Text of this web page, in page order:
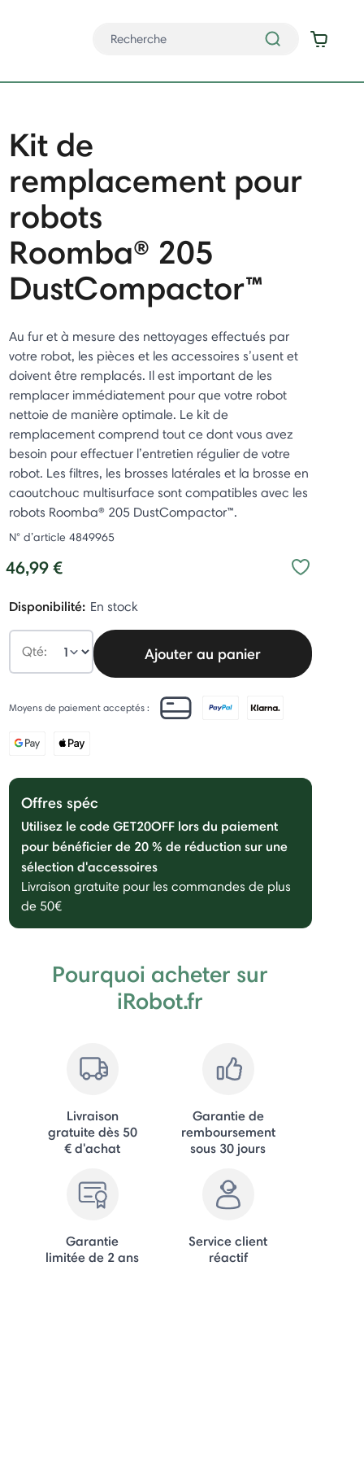
Kit de
remplacement pour
robots
Roomba® 205
DustCompactor™
Au fur et à mesure des nettoyages effectués par
votre robot, les pièces et les accessoires s’usent et
doivent être remplacés. Il est important de les
remplacer immédiatement pour que votre robot
nettoie de manière optimale. Le kit de
remplacement comprend tout ce dont vous avez
besoin pour effectuer l’entretien régulier de votre
robot. Les filtres, les brosses latérales et la brosse en
caoutchouc multisurface sont compatibles avec les
robots Roomba® 205 DustCompactor™.
N° d’article 4849965
46,99 €
Disponibilité: En stock
Qté: Ajouter au panier
Moyens de paiement acceptés :
Offres spéc
Utilisez le code GET20OFF lors du paiement
pour bénéficier de 20 % de réduction sur une
sélection d'accessoires
Livraison gratuite pour les commandes de plus
de 50€
Pourquoi acheter sur
iRobot.fr
Livraison
gratuite dès 50
€ d'achat
Garantie de
remboursement
sous 30 jours
Garantie
limitée de 2 ans
Service client
réactif